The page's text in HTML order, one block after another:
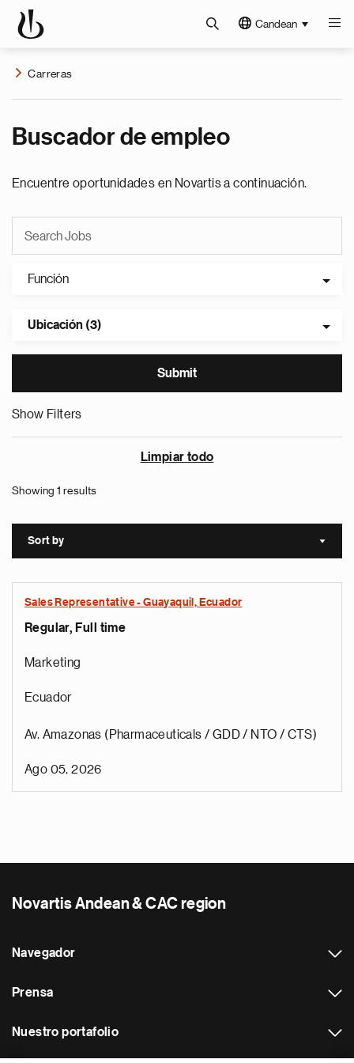
Candean
Carreras
Buscador de empleo
Encuentre oportunidades en Novartis a continuación.
Función
Ubicación (3)
Show Filters
Limpiar todo
Showing 1 results
Sort by Sort
Sales Representative - Guayaquil, Ecuador
Regular, Full time
Marketing
Ecuador
Av. Amazonas (Pharmaceuticals / GDD / NTO / CTS)
Ago 05, 2026
Novartis Andean & CAC region
Navegador
Prensa
Nuestro portafolio